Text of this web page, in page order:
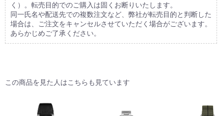
く）。転売目的でのご購入は固くお断りいたします。
同一氏名や配送先での複数注文など、弊社が転売目的と判断した
場合は、ご注文をキャンセルさせていただく場合がございます。
あらかじめご了承ください。
この商品を見た人はこちらも見ています